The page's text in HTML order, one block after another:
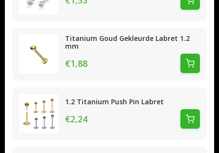
Titanium Goud Gekleurde Labret 1.2
mm
€1,88
1.2 Titanium Push Pin Labret
€2,24